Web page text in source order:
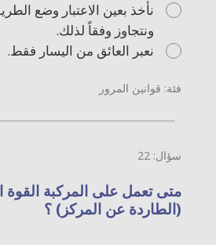
نأخذ بعين الاعتبار وضع
ونتجاوز وفقاً لذلك.
نعبر العائق من اليسار فقط.
فئة: قوانين المرور
سؤال: 22
متى تعمل على المركبة القوة
(الطاردة عن المركز) ؟